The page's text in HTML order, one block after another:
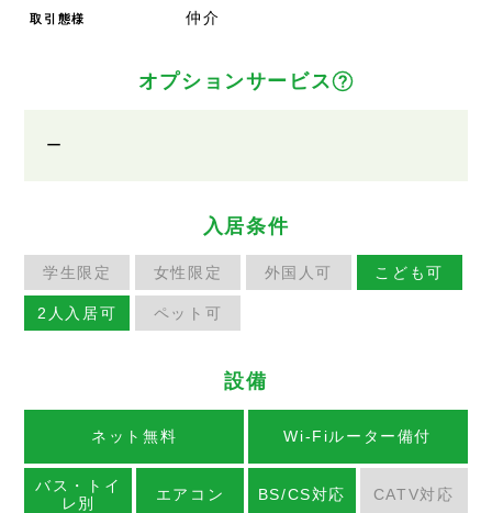
取引態様 仲介
オプションサービス
ー
入居条件
学生限定 女性限定 外国人可 こども可
2人入居可 ペット可
設備
ネット無料 Wi-Fiルーター備付
バス・トイ
レ別
エアコン BS/CS対応 CATV対応